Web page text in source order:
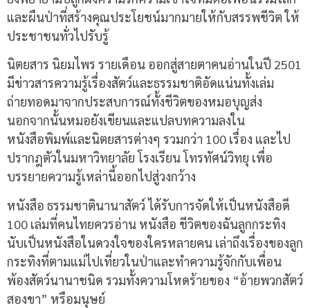
และผืนป่าที่สร้างคุณประโยชน์มากมายให้กับสรรพชีวิต ให้
ประชาชนทั่วไปรับรู้
นิตยสาร นิยมไพร รายเดือน ออกสู่สายตาคนอ่านในปี 2501
มีข่าวสารความรู้เรื่องสัตว์และธรรมชาติอัดแน่นทั้งเล่ม
ถ่ายทอดมาจากประสบการณ์ทั้งชีวิตของหมอบุญส่ง
นอกจากนั้นหมอยังเขียนและแปลบทความลงใน
หนังสือพิมพ์และนิตยสารต่างๆ รวมกว่า 100 เรื่อง และไป
ปรากฎตัวในมหาวิทยาลัย โรงเรียน โทรทัศน์วิทยุ เพื่อ
บรรยายความรู้เหล่านี้ออกไปสู่วงกว้าง
หนังสือ ธรรมชาตินานาสัตว์ ได้รับการจัดให้เป็นหนังสือดี
100 เล่มที่คนไทยควรอ่าน หนังสือ ชีวิตของฉันลูกกระทิง
นับเป็นหนังสือในดวงใจของใครหลายคน เล่าถึงเรื่องของลูก
กระทิงที่ตามแม่ไปเที่ยวในป่าและทำความรู้จักกับเพื่อน
พ้องสัตว์นานาชนิด รวมทั้งความโหดร้ายของ “อ้ายพวกสัตว์
สองขา” หรือมนุษย์